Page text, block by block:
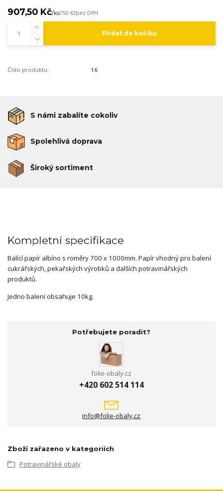
907,50 Kč/ks750 Kčbez DPH
Přidat do košíku
Číslo produktu: 16
S námi zabalíte cokoliv
Spolehlivá doprava
Široký sortiment
Kompletní specifikace
Balící papír albíno s roměry 700 x 1000mm. Papír vhodný pro balení
cukrářských, pekařských výrobků a dalších potravinářských
produktů.
Jedno balení obsahuje 10kg.
Potřebujete poradit?
folie-obaly.cz
+420 602 514 114
info@folie-obaly.cz
Zboží zařazeno v kategoriích
Potravinářské obaly